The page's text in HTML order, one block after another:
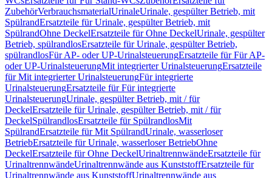
ZubehörVerbrauchsmaterialUrinaleUrinale, gespülter Betrieb, mit
SpülrandErsatzteile für Urinale, gespülter Betrieb, mit
SpülrandOhne DeckelErsatzteile für Ohne DeckelUrinale, gespülter
Betrieb, spülrandlosErsatzteile für Urinale, gespülter Betrieb,
spülrandlosFür AP- oder UP-UrinalsteuerungErsatzteile für Für AP-
oder UP-UrinalsteuerungMit integrierter UrinalsteuerungErsatzteile
für Mit integrierter UrinalsteuerungFür integrierte
UrinalsteuerungErsatzteile für Für integrierte
UrinalsteuerungUrinale, gespülter Betrieb, mit / für
DeckelErsatzteile für Urinale, gespülter Betrieb, mit / für
DeckelSpülrandlosErsatzteile für SpülrandlosMit
SpülrandErsatzteile für Mit SpülrandUrinale, wasserloser
BetriebErsatzteile für Urinale, wasserloser BetriebOhne
DeckelErsatzteile für Ohne DeckelUrinaltrennwändeErsatzteile für
UrinaltrennwändeUrinaltrennwände aus KunststoffErsatzteile für
Urinaltrennwände aus KunststoffUrinaltrennwände aus